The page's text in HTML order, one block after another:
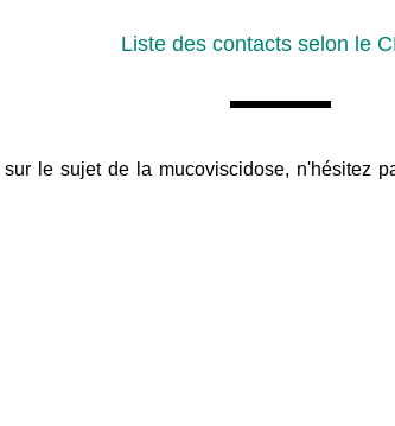
Liste des contacts selon le
le sujet de la mucoviscidose, n'hésitez